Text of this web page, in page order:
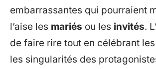
embarrassantes qui pourraient
l’aise les mariés ou les invités.
de faire rire tout en célébrant
les singularités des